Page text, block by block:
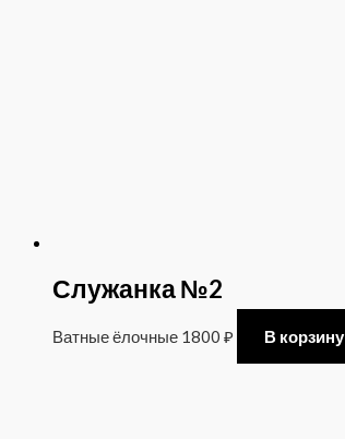
Служанка №2
Ватные ёлочные 1800 ₽ В корзину